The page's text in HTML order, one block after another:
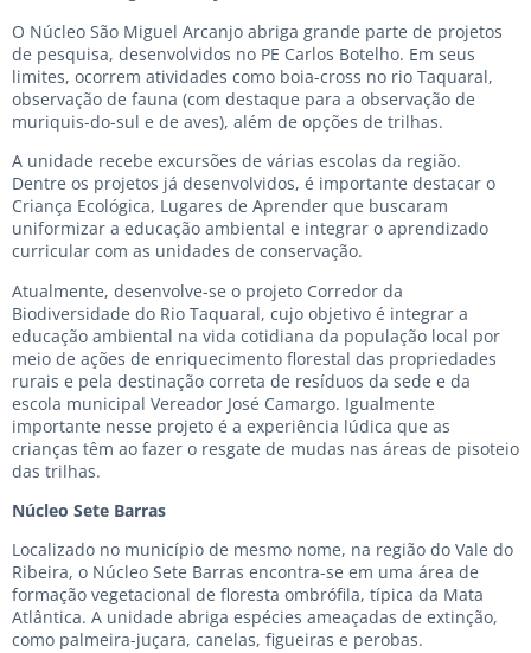
O Núcleo São Miguel Arcanjo abriga grande parte de projetos
de pesquisa, desenvolvidos no PE Carlos Botelho. Em seus
limites, ocorrem atividades como boia-cross no rio Taquaral,
observação de fauna (com destaque para a observação de
muriquis-do-sul e de aves), além de opções de trilhas.
A unidade recebe excursões de várias escolas da região.
Dentre os projetos já desenvolvidos, é importante destacar o
Criança Ecológica, Lugares de Aprender que buscaram
uniformizar a educação ambiental e integrar o aprendizado
curricular com as unidades de conservação.
Atualmente, desenvolve-se o projeto Corredor da
Biodiversidade do Rio Taquaral, cujo objetivo é integrar a
educação ambiental na vida cotidiana da população local por
meio de ações de enriquecimento florestal das propriedades
rurais e pela destinação correta de resíduos da sede e da
escola municipal Vereador José Camargo. Igualmente
importante nesse projeto é a experiência lúdica que as
crianças têm ao fazer o resgate de mudas nas áreas de pisoteio
das trilhas.
Núcleo Sete Barras
Localizado no município de mesmo nome, na região do Vale do
Ribeira, o Núcleo Sete Barras encontra-se em uma área de
formação vegetacional de floresta ombrófila, típica da Mata
Atlântica. A unidade abriga espécies ameaçadas de extinção,
como palmeira-juçara, canelas, figueiras e perobas.